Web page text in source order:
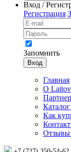
Вход /
Регистрация
Запомнить
Вход
Главная
О
Как
Отзывы